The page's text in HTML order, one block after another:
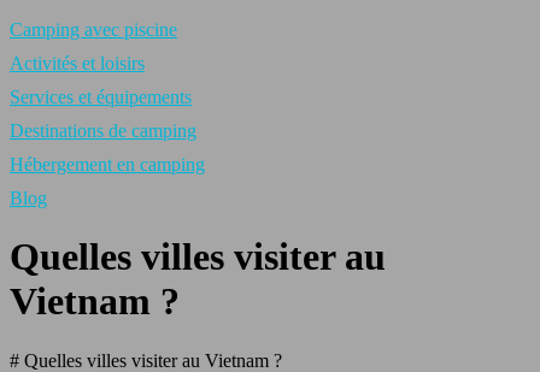
Camping avec piscine
Activités et loisirs
Services et équipements
Destinations de camping
Hébergement en camping
Blog
Quelles villes visiter au
Vietnam ?
# Quelles villes visiter au Vietnam ?